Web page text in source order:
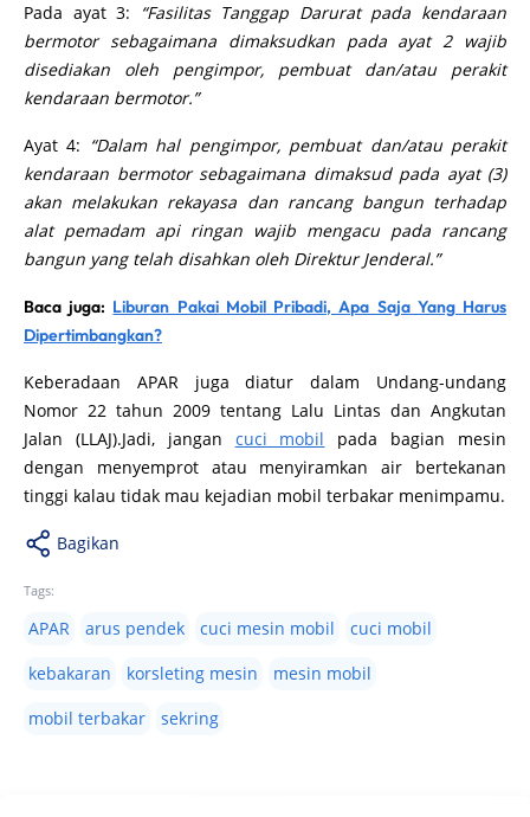
Pada ayat 3:
“Fasilitas Tanggap Darurat pada kendaraan
bermotor sebagaimana dimaksudkan pada ayat 2 wajib
disediakan oleh pengimpor, pembuat dan/atau perakit
kendaraan bermotor.”
Ayat 4: “Dalam hal pengimpor, pembuat dan/atau perakit
kendaraan bermotor sebagaimana dimaksud pada ayat (3)
akan melakukan rekayasa dan rancang bangun terhadap
alat pemadam api ringan wajib mengacu pada rancang
bangun yang telah disahkan oleh Direktur Jenderal.”
Baca juga: Liburan Pakai Mobil Pribadi, Apa Saja Yang Harus
Dipertimbangkan?
Keberadaan APAR juga diatur dalam Undang-undang
Nomor 22 tahun 2009 tentang Lalu Lintas dan Angkutan
Jalan (LLAJ).Jadi, jangan cuci mobil pada bagian mesin
dengan menyemprot atau menyiramkan air bertekanan
tinggi kalau tidak mau kejadian mobil terbakar menimpamu.
Bagikan
Tags:
APAR arus pendek cuci mesin mobil
cuci mobil
kebakaran
korsleting mesin
mesin mobil
mobil terbakar
sekring